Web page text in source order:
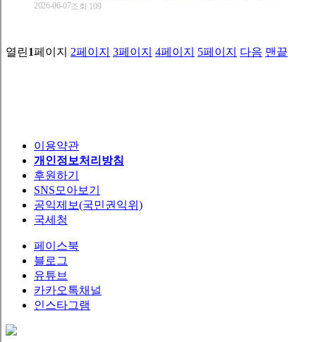
2026-06-07조회 109
열린1페이지 2페이지 3페이지 4페이지 5페이지 다음 맨끝
이용약관
개인정보처리방침
후원하기
SNS모아보기
공익제보(국민권익위)
국세청
페이스북
블로그
유튜브
카카오톡채널
인스타그램